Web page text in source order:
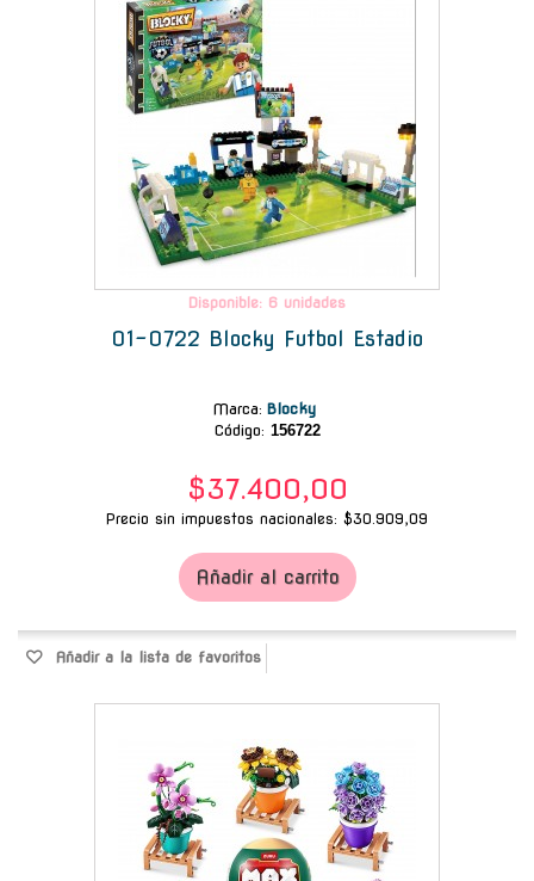
Disponible: 6 unidades
01-0722 Blocky Futbol Estadio
Marca: Blocky
Código: 156722
$37.400,00
Precio sin impuestos nacionales: $30.909,09
Añadir al carrito
Añadir a la lista de favoritos